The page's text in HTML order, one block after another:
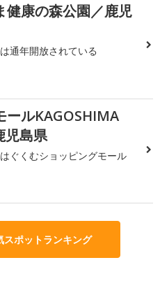
健康の森公園／鹿児
通年開放されている
ールKAGOSHIMA
児島県
ぐくむショッピングモール
スポットランキング